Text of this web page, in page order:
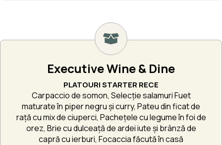
Executive Wine & Dine
PLATOURI STARTER RECE
Carpaccio de somon, Selecție salamuri Fuet
maturate în piper negru și curry, Pateu din ficat de
rață cu mix de ciuperci, Pachețele cu legume în foi de
orez, Brie cu dulceață de ardei iute și brânză de
capră cu ierburi, Focaccia făcută în casă